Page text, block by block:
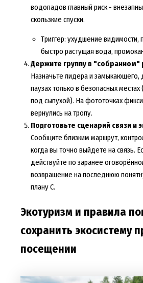
водопадов главный риск -
скользкие спуски.
Триггер: ухудшение видимости,
быстро растущая вода,
Держите группу в
Назначьте лидера и замыкающего,
паузах только в безопасных
под сыпухой). На фототочках
вернулись на тропу.
Подготовьте сценарий связи и
Сообщите близким маршрут,
когда вы точно выйдете на связь.
действуйте по заранее
возвращение на последнюю
плану С.
Экотуризм и правила
сохранить экосистему
посещении